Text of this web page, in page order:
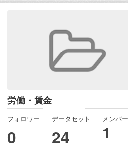
労働・賃金
フォロワー
0
データセット
24
メンバー
1